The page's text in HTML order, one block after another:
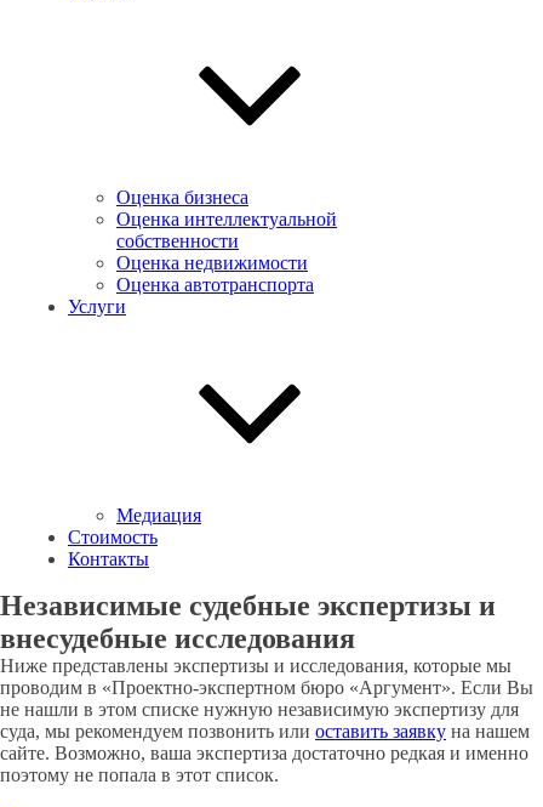
Оценка бизнеса
Оценка интеллектуальной
собственности
Оценка недвижимости
Оценка автотранспорта
Услуги
Медиация
Стоимость
Контакты
Независимые судебные экспертизы и
внесудебные исследования
Ниже представлены экспертизы и исследования, которые мы
проводим в «Проектно-экспертном бюро «Аргумент». Если Вы
не нашли в этом списке нужную независимую экспертизу для
суда, мы рекомендуем позвонить или оставить заявку на нашем
сайте. Возможно, ваша экспертиза достаточно редкая и именно
поэтому не попала в этот список.